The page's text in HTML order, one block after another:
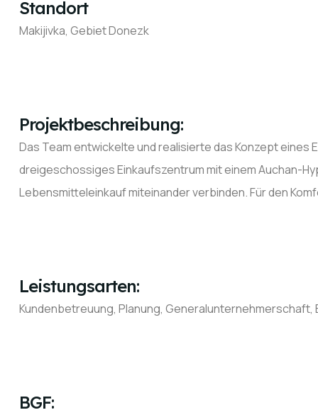
Standort
Makijivka, Gebiet Donezk
Projektbeschreibung:
Das Team entwickelte und realisierte das Konzept
dreigeschossiges Einkaufszentrum mit einem Auchan-
Lebensmitteleinkauf miteinander verbinden. Für den
Leistungsarten:
Kundenbetreuung, Planung,
BGF: